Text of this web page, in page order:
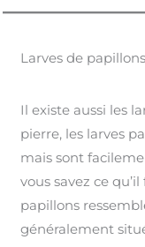
Larves de
Il existe aussi les
pierre, les larves
mais sont
vous savez ce
papillons
généralement